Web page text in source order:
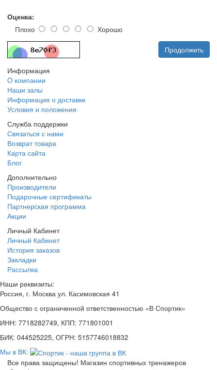
Оценка:
Плохо
Хорошо
Продолжить
Информация
O компании
Наши залы
Информация о доставке
Условия и положения
Служба поддержки
Связаться с нами
Возврат товара
Карта сайта
Блог
Дополнительно
Производители
Подарочные сертификаты
Партнерская программа
Акции
Личный Кабинет
Личный Кабинет
История заказов
Закладки
Рассылка
Наши реквизиты:
Россия, г. Москва ул. Касимовская 41
Общество с ограниченной ответственностью «В Спортик»
ИНН: 7718282749, КПП: 771801001
БИК: 044525225, ОГРН: 5157746018832
Мы в ВК:
Все права защищены! Магазин спортивных тренажеров